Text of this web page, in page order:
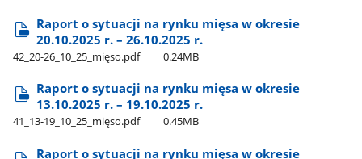
Raport o sytuacji na rynku mięsa w okresie
20.10.2025 r. – 26.10.2025 r.
42​_20-26​_10​_25​_mięso.pdf 0.24MB
Raport o sytuacji na rynku mięsa w okresie
13.10.2025 r. – 19.10.2025 r.
41​_13-19​_10​_25​_mięso.pdf 0.45MB
Raport o sytuacji na rynku mięsa w okresie